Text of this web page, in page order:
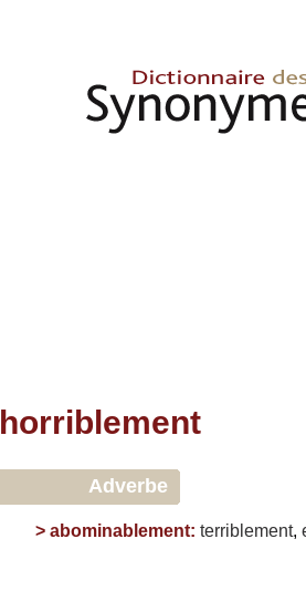
horriblement
Adverbe
> abominablement: terriblement,